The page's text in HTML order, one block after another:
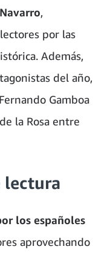
,
por las
Además,
del año,
Gamboa
la Rosa entre
lectura
los españoles
aprovechando